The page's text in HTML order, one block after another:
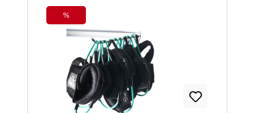
Rabatt
%